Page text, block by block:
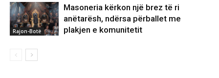
Rajon-Botë
Masoneria kërkon një brez të ri
anëtarësh, ndërsa përballet me
plakjen e komunitetit